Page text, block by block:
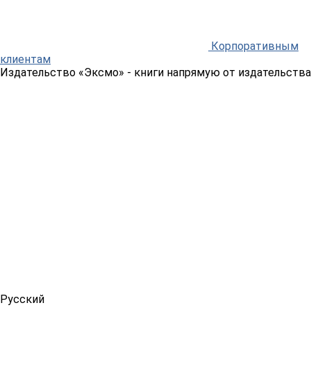
Корпоративным
клиентам
Издательство «Эксмо» - книги напрямую от издательства
Русский